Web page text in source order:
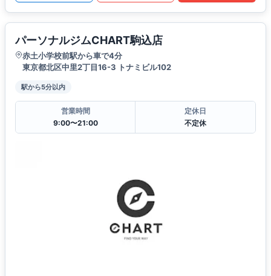
パーソナルジムCHART駒込店
赤土小学校前駅から車で4分
東京都北区中里2丁目16-3 トナミビル102
駅から5分以内
営業時間
9:00〜21:00
定休日
不定休